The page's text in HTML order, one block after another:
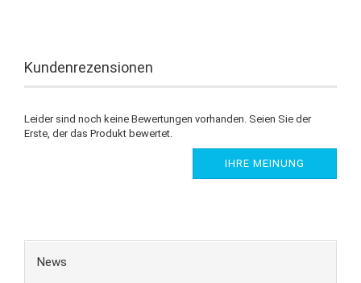
Kundenrezensionen
Leider sind noch keine Bewertungen vorhanden. Seien Sie der
Erste, der das Produkt bewertet.
IHRE MEINUNG
News